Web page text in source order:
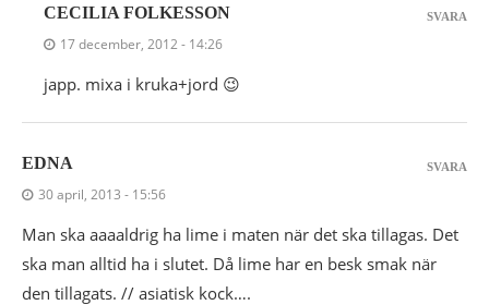
CECILIA FOLKESSON
17 december, 2012 - 14:26
japp. mixa i kruka+jord 😉
SVARA
EDNA
30 april, 2013 - 15:56
Man ska aaaaldrig ha lime i maten när det ska tillagas. Det
ska man alltid ha i slutet. Då lime har en besk smak när
den tillagats. // asiatisk kock….
SVARA